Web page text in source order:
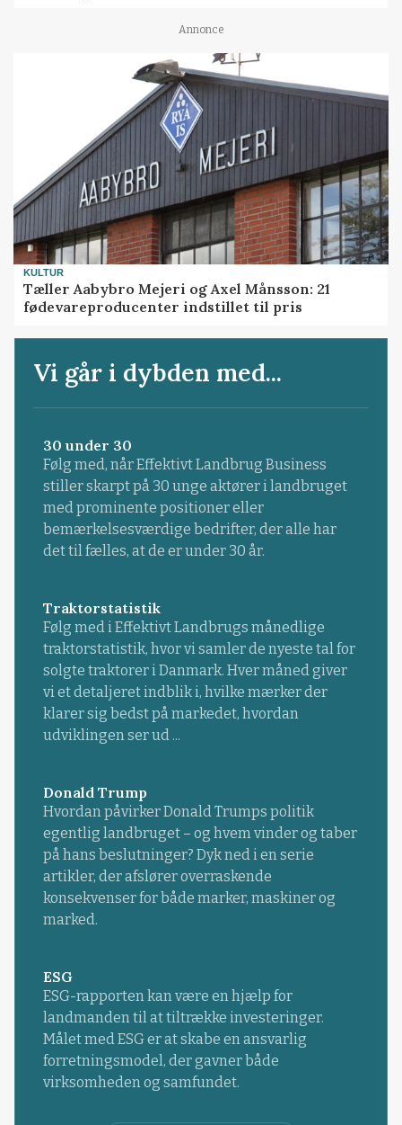
Annonce
KULTUR
Tæller Aabybro Mejeri og Axel Månsson: 21
fødevareproducenter indstillet til pris
Vi går i dybden med...
30 under 30
Følg med, når Effektivt Landbrug Business
stiller skarpt på 30 unge aktører i landbruget
med prominente positioner eller
bemærkelsesværdige bedrifter, der alle har
det til fælles, at de er under 30 år.
Traktorstatistik
Følg med i Effektivt Landbrugs månedlige
traktorstatistik, hvor vi samler de nyeste tal for
solgte traktorer i Danmark. Hver måned giver
vi et detaljeret indblik i, hvilke mærker der
klarer sig bedst på markedet, hvordan
udviklingen ser ud ...
Donald Trump
Hvordan påvirker Donald Trumps politik
egentlig landbruget – og hvem vinder og taber
på hans beslutninger? Dyk ned i en serie
artikler, der afslører overraskende
konsekvenser for både marker, maskiner og
marked.
ESG
ESG-rapporten kan være en hjælp for
landmanden til at tiltrække investeringer.
Målet med ESG er at skabe en ansvarlig
forretningsmodel, der gavner både
virksomheden og samfundet.